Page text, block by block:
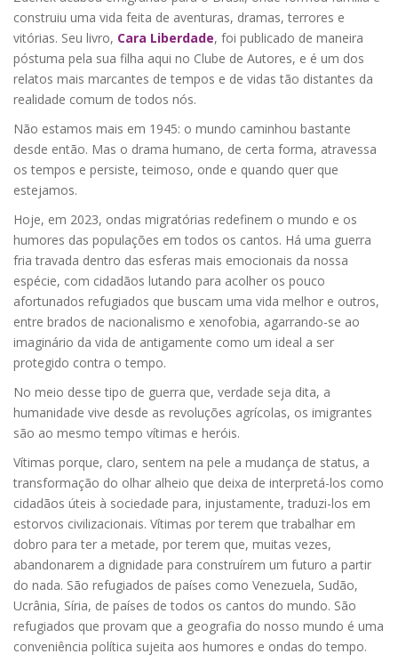
construiu uma vida feita de aventuras, dramas, terrores e
vitórias. Seu livro, Cara Liberdade, foi publicado de maneira
póstuma pela sua filha aqui no Clube de Autores, e é um dos
relatos mais marcantes de tempos e de vidas tão distantes da
realidade comum de todos nós.
Não estamos mais em 1945: o mundo caminhou bastante
desde então. Mas o drama humano, de certa forma, atravessa
os tempos e persiste, teimoso, onde e quando quer que
estejamos.
Hoje, em 2023, ondas migratórias redefinem o mundo e os
humores das populações em todos os cantos. Há uma guerra
fria travada dentro das esferas mais emocionais da nossa
espécie, com cidadãos lutando para acolher os pouco
afortunados refugiados que buscam uma vida melhor e outros,
entre brados de nacionalismo e xenofobia, agarrando-se ao
imaginário da vida de antigamente como um ideal a ser
protegido contra o tempo.
No meio desse tipo de guerra que, verdade seja dita, a
humanidade vive desde as revoluções agrícolas, os imigrantes
são ao mesmo tempo vítimas e heróis.
Vítimas porque, claro, sentem na pele a mudança de status, a
transformação do olhar alheio que deixa de interpretá-los como
cidadãos úteis à sociedade para, injustamente, traduzi-los em
estorvos civilizacionais. Vítimas por terem que trabalhar em
dobro para ter a metade, por terem que, muitas vezes,
abandonarem a dignidade para construírem um futuro a partir
do nada. São refugiados de países como Venezuela, Sudão,
Ucrânia, Síria, de países de todos os cantos do mundo. São
refugiados que provam que a geografia do nosso mundo é uma
conveniência política sujeita aos humores e ondas do tempo.